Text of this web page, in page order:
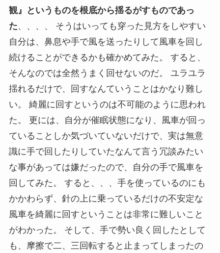
観』というものを根底から揺るがすものであっ
た、、、、 そうはいっても穿った見方をしやすい
自分は、鼻息や手で風を送ったりして風車を回し
続けることができるかも確かめてみた。 すると、
そんなのでは全然うまく回せないのだ。 ユラユラ
揺れるだけで、回すなんていうことはかなり難し
い。 綺麗に回すというのは不可能のように思われ
た。 更には、自分が催眠状態になり、風車が回っ
ていることしか気づいていないだけで、実は無意
識に手で回したりしていたなんて言う冗談みたい
な事があっては嫌だったので、自分の手で風車を
回してみた。 すると、、、手を使っているのにも
かかわらず、針の上に乗っているだけの不安定な
風車を綺麗に回すということは非常に難しいこと
がわかった。 そして、手で勢い良く回したとして
も、摩擦で二、三回転すると止まってしまったの